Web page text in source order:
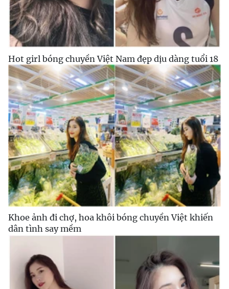
Hot girl bóng chuyền Việt Nam đẹp dịu dàng tuổi 18
Khoe ảnh đi chợ, hoa khôi bóng chuyền Việt khiến
dân tình say mềm